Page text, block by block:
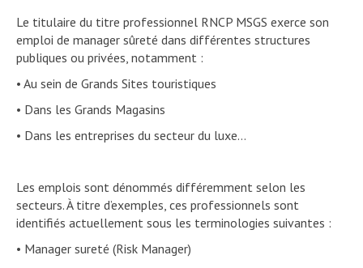
Le titulaire du titre professionnel RNCP MSGS exerce son
emploi de manager sûreté dans différentes structures
publiques ou privées, notamment :
• Au sein de Grands Sites touristiques
• Dans les Grands Magasins
• Dans les entreprises du secteur du luxe…
Les emplois sont dénommés différemment selon les
secteurs. À titre d’exemples, ces professionnels sont
identifiés actuellement sous les terminologies suivantes :
• Manager sureté (Risk Manager)